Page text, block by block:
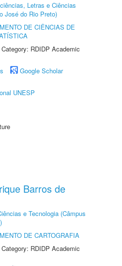
Letras e Ciências
José do Rio Preto)
DE CIÊNCIAS DE
RDIDP Academic
Google Scholar
UNESP
Barros de
e Tecnologia (Câmpus
DE CARTOGRAFIA
RDIDP Academic